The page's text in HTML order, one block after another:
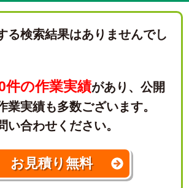
る検索結果はありませんでし
件の作業実績があり、 公開
業実績も多数ございます。
い合わせください。
お見積り無料